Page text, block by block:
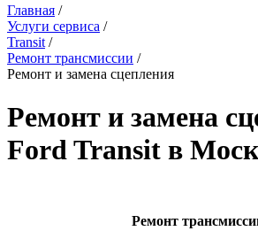
Главная /
Услуги сервиса /
Transit /
Ремонт трансмиссии /
Ремонт и замена сцепления
Ремонт и замена
Ford Transit в
Ремонт